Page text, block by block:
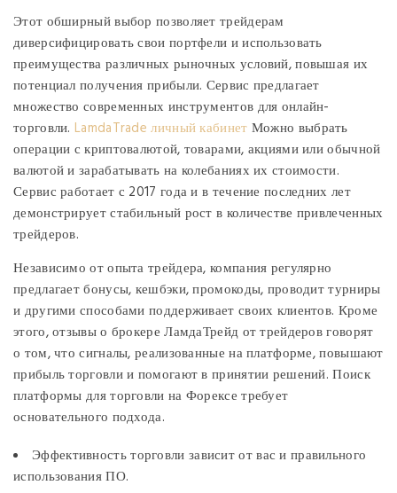
Этот обширный выбор позволяет трейдерам
диверсифицировать свои портфели и использовать
преимущества различных рыночных условий, повышая их
потенциал получения прибыли. Сервис предлагает
множество современных инструментов для онлайн-
торговли. LamdaTrade личный кабинет Можно выбрать
операции с криптовалютой, товарами, акциями или обычной
валютой и зарабатывать на колебаниях их стоимости.
Сервис работает с 2017 года и в течение последних лет
демонстрирует стабильный рост в количестве привлеченных
трейдеров.
Независимо от опыта трейдера, компания регулярно
предлагает бонусы, кешбэки, промокоды, проводит турниры
и другими способами поддерживает своих клиентов. Кроме
этого, отзывы о брокере ЛамдаТрейд от трейдеров говорят
о том, что сигналы, реализованные на платформе, повышают
прибыль торговли и помогают в принятии решений. Поиск
платформы для торговли на Форексе требует
основательного подхода.
Эффективность торговли зависит от вас и правильного
использования ПО.